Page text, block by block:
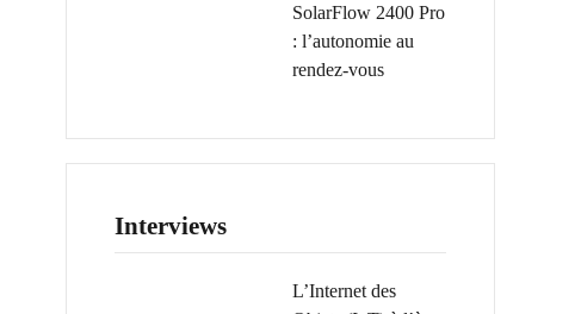
SolarFlow 2400 Pro
: l’autonomie au
rendez-vous
Interviews
L’Internet des